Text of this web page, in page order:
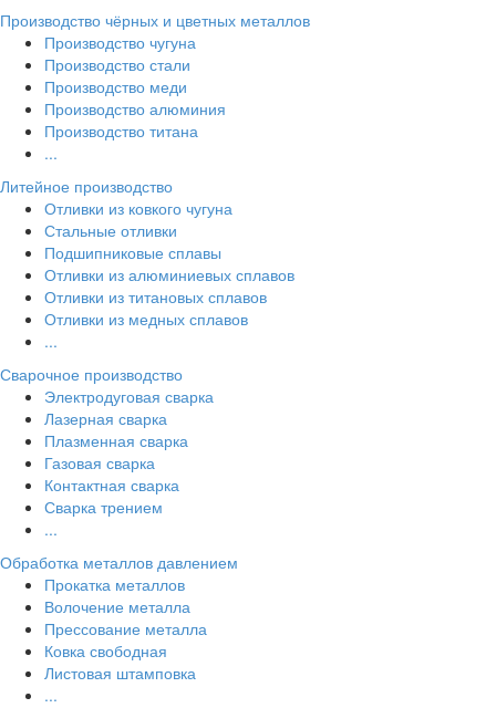
Производство чёрных и цветных металлов
Производство чугуна
Производство стали
Производство меди
Производство алюминия
Производство титана
...
Литейное производство
Отливки из ковкого чугуна
Стальные отливки
Подшипниковые сплавы
Отливки из алюминиевых сплавов
Отливки из титановых сплавов
Отливки из медных сплавов
...
Сварочное производство
Электродуговая сварка
Лазерная сварка
Плазменная сварка
Газовая сварка
Контактная сварка
Сварка трением
...
Обработка металлов давлением
Прокатка металлов
Волочение металла
Прессование металла
Ковка свободная
Листовая штамповка
...